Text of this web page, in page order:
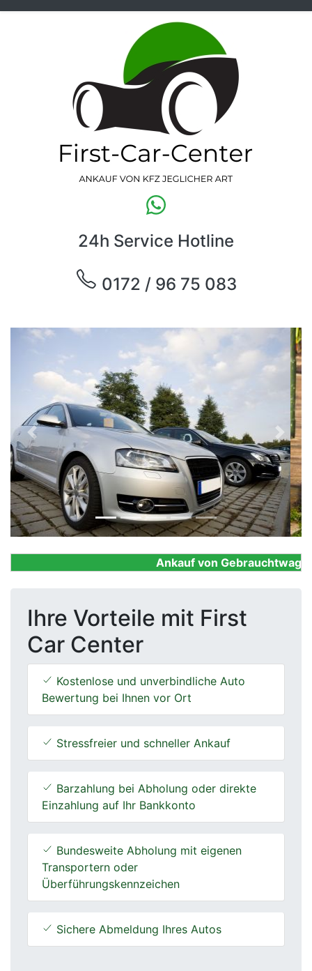
24h Service Hotline
0172 / 96 75 083
Previous Next
Ankauf von
Ihre Vorteile mit First
Car Center
Kostenlose und unverbindliche Auto
Bewertung bei Ihnen vor Ort
Stressfreier und schneller Ankauf
Barzahlung bei Abholung oder direkte
Einzahlung auf Ihr Bankkonto
Bundesweite Abholung mit eigenen
Transportern oder
Überführungskennzeichen
Sichere Abmeldung Ihres Autos